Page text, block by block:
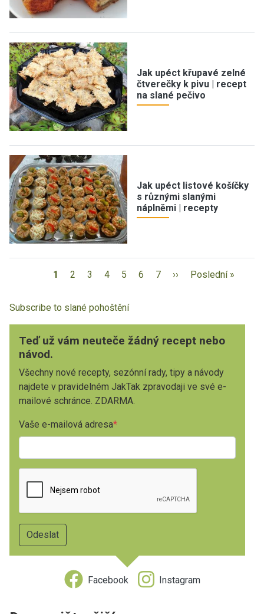
Jak upéct křupavé zelné
čtverečky k pivu | recept
na slané pečivo
Jak upéct listové košíčky
s různými slanými
náplněmi | recepty
1 2 3 4 5 6 7 ›› Poslední »
Subscribe to slané pohoštění
Teď už vám neuteče žádný recept nebo
návod.
Všechny nové recepty, sezónní rady, tipy a návody
najdete v pravidelném JakTak zpravodaji ve své e-
mailové schránce. ZDARMA.
Vaše e-mailová adresa
Facebook Instagram